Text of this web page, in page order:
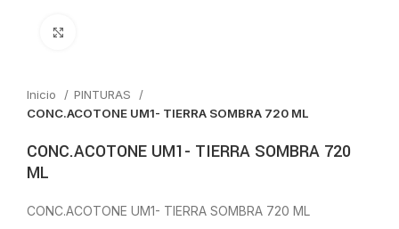
Inicio
PINTURAS
CONC.ACOTONE UM1- TIERRA SOMBRA 720 ML
CONC.ACOTONE UM1- TIERRA SOMBRA 720
ML
CONC.ACOTONE UM1- TIERRA SOMBRA 720 ML